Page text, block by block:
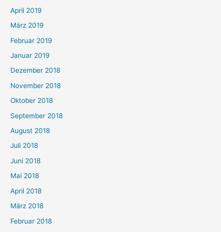
April 2019
März 2019
Februar 2019
Januar 2019
Dezember 2018
November 2018
Oktober 2018
September 2018
August 2018
Juli 2018
Juni 2018
Mai 2018
April 2018
März 2018
Februar 2018